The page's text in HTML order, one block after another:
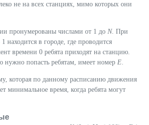
не на всех станциях, мимо которых они
пронумерованы числами от 1 до N. При
находится в городе, где проводится
времени 0 ребята приходят на станцию.
нужно попасть ребятам, имеет номер E.
которая по данному расписанию движения
минимальное время, когда ребята могут